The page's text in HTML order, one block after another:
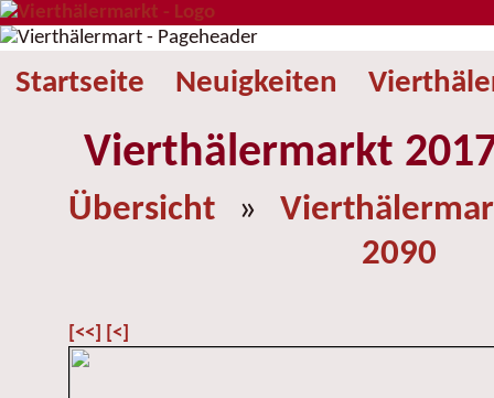
Startseite Neuigkeiten
Vierthälermarkt
Übersicht »
2090
[<<] [<]